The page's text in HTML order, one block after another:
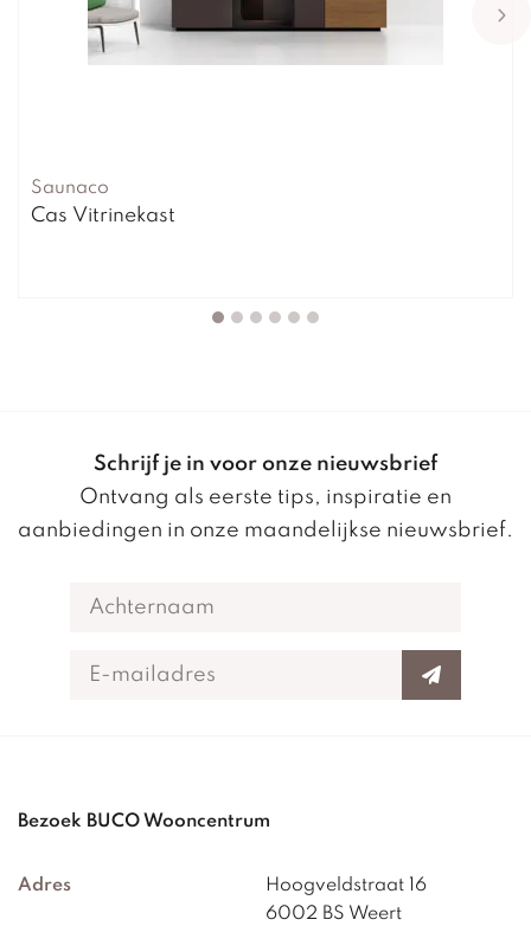
Saunaco
Cas Vitrinekast
Schrijf je in voor onze nieuwsbrief
Ontvang als eerste tips, inspiratie en
aanbiedingen in onze maandelijkse nieuwsbrief.
Bezoek BUCO Wooncentrum
Adres
Hoogveldstraat 16
6002 BS Weert